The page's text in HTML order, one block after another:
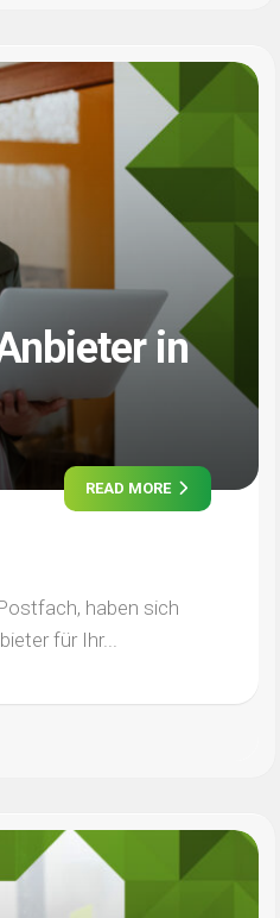
in
READ MORE
haben sich
für Ihr...